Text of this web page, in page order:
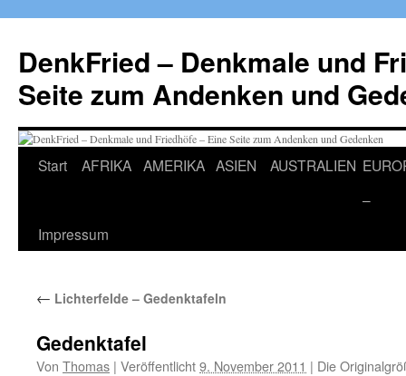
springen
DenkFried – Denkmale und
Seite zum Andenken und
Start AFRIKA AMERIKA ASIEN AUSTRALIEN
–
Impressum
← Lichterfelde – Gedenktafeln
Gedenktafel
Von Thomas | Veröffentlicht9. November 2011 | Die